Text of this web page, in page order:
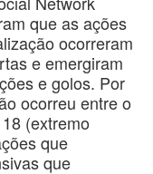
que as ações
ocorreram
e emergiram
e golos. Por
ocorreu entre o
(extremo
que
que